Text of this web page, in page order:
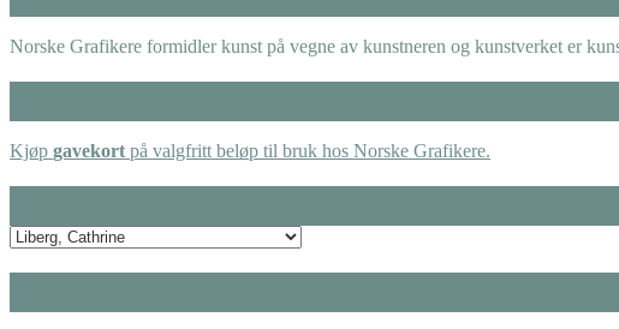
Norske Grafikere formidler kunst på vegne av kunstneren og kunstverket er
Kjøp gavekort på valgfritt beløp til bruk hos Norske Grafikere.